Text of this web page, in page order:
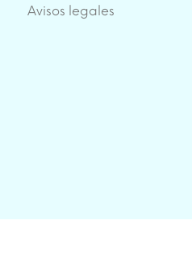
Avisos legales